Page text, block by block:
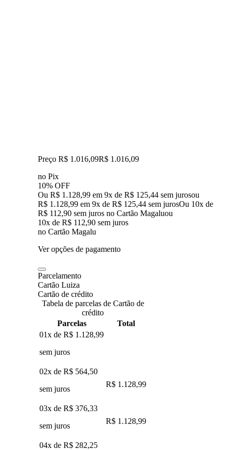
Preço R$ 1.016,09R$ 1.016,09
no Pix
10% OFF
Ou R$ 1.128,99 em 9x de R$ 125,44 sem jurosou
R$ 1.128,99 em 9x de R$ 125,44 sem jurosOu 10x de
R$ 112,90 sem juros no Cartão Magaluou
10x de R$ 112,90 sem juros
no Cartão Magalu
Ver opções de pagamento
Parcelamento
Cartão Luiza
Cartão de crédito
Tabela de parcelas de Cartão de
crédito
Parcelas
Total
01x de R$ 1.128,99
sem juros
02x de R$ 564,50
sem juros
R$ 1.128,99
03x de R$ 376,33
sem juros
R$ 1.128,99
04x de R$ 282,25